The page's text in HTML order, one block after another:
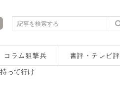
コラム狙撃兵 書評・テレビ評
って行け